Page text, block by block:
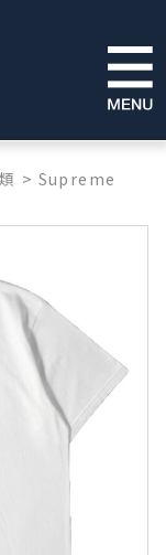
> Supreme